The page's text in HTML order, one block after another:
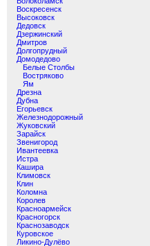
Воскресенск
Высоковск
Дедовск
Дзержинский
Дмитров
Долгопрудный
Домодедово
Белые Столбы
Востряково
Ям
Дрезна
Дубна
Егорьевск
Железнодорожный
Жуковский
Зарайск
Звенигород
Ивантеевка
Истра
Кашира
Климовск
Клин
Коломна
Королев
Красноармейск
Красногорск
Краснозаводск
Куровское
Ликино-Дулёво